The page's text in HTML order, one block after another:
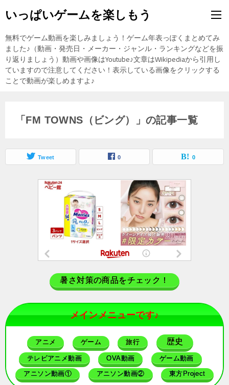
いっぱいゲームを楽しもう
無料でゲーム動画を楽しみましょう！ゲーム年表っぽくまとめてみ
ました♪（動画・発売日・メーカー・ジャンル・ランキングなどを振
り返りましょう）動画や画像はYoutube♪文章はWikipediaから引用し
ていますので注意してください！表示している画像をクリックする
ことで動画が楽しめますよ♪
「FM TOWNS（ビング）」の記事一覧
Tweet 0 0
暑さ対策の商品をチェック！
メインメニューです♪
アニメ ゲーム 旅行 歴史
テレビアニメ動画 OVA動画 ゲーム動画
アニソン動画① アニソン動画② 東方Project